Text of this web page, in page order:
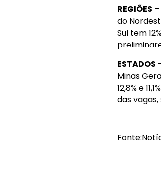
REGIÕES
do
Sul tem
ESTADOS
Minas
12,8% e
das